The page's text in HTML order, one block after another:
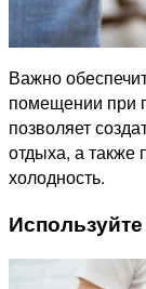
Важно
помещении при
позволяет
отдыха, а также
холодность.